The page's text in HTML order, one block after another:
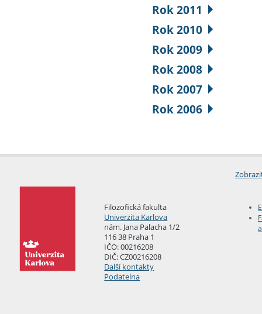
Rok 2011
Rok 2010
Rok 2009
Rok 2008
Rok 2007
Rok 2006
Filozofická fakulta
Univerzita Karlova
nám. Jana Palacha 1/2
116 38 Praha 1
IČO: 00216208
DIČ: CZ00216208
Další kontakty
Podatelna